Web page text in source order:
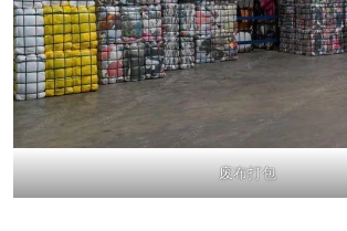
废布打包